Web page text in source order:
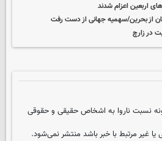
اربعین اعزام شدند
از بحرین/سهمیه جهانی از دست رفت
در زارچ
نسبت ناروا به اشخاص حقیقی و حقوقی
یا غیر مرتبط با خبر باشد منتشر نمی‌شود.